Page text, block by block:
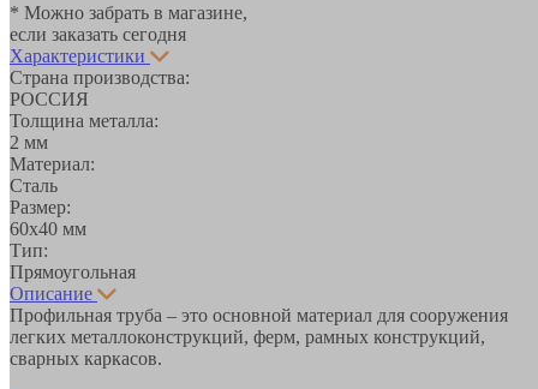
* Можно забрать в магазине,
если заказать сегодня
Характеристики
Страна производства:
РОССИЯ
Толщина металла:
2 мм
Материал:
Сталь
Размер:
60х40 мм
Тип:
Прямоугольная
Описание
Профильная труба – это основной материал для сооружения
легких металлоконструкций, ферм, рамных конструкций,
сварных каркасов.